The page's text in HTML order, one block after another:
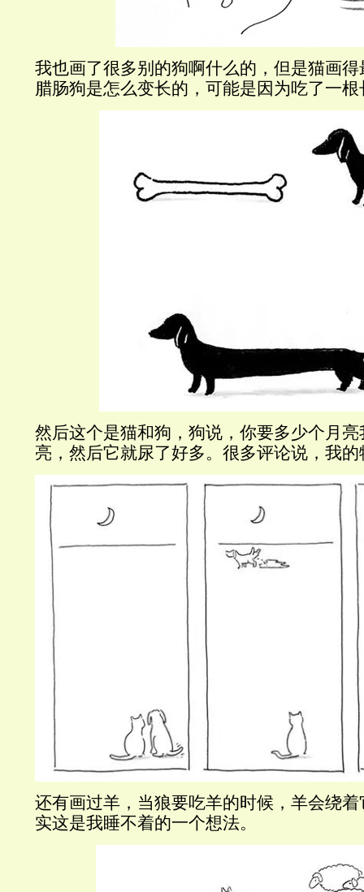
我也画了很多别的狗啊什么的，但是猫画
腊肠狗是怎么变长的，可能是因为吃了一
然后这个是猫和狗，狗说，你要多少个月
亮，然后它就尿了好多。很多评论说，我
还有画过羊，当狼要吃羊的时候，羊会绕
实这是我睡不着的一个想法。